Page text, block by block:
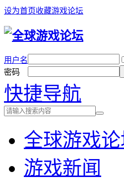
设为首页收藏游戏论坛
用户名
密码
快捷导航
全球游戏
游戏新闻